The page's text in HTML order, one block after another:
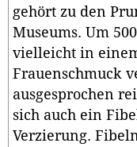
gehört zu den
Museums. Um
vielleicht in
Frauenschmuck
ausgesprochen
sich auch ein
Verzierung.